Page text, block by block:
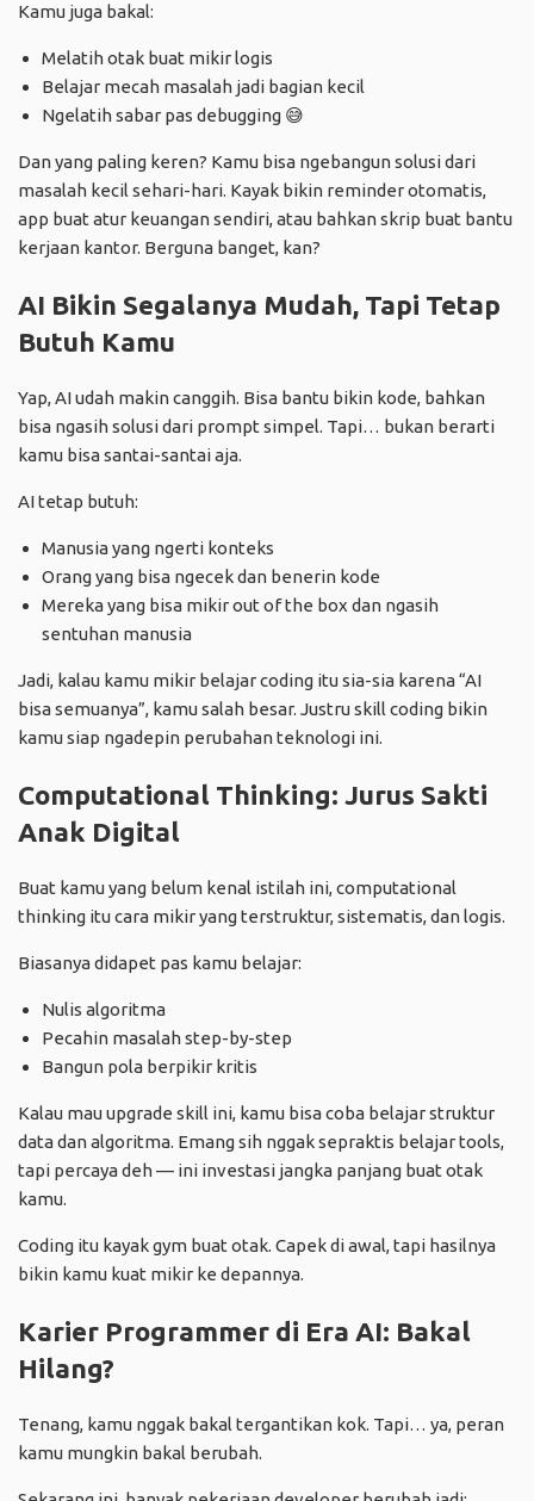
Kamu juga bakal:
Melatih otak buat mikir logis
Belajar mecah masalah jadi bagian kecil
Ngelatih sabar pas debugging 😅
Dan yang paling keren? Kamu bisa ngebangun solusi dari
masalah kecil sehari-hari. Kayak bikin reminder otomatis,
app buat atur keuangan sendiri, atau bahkan skrip buat bantu
kerjaan kantor. Berguna banget, kan?
AI Bikin Segalanya Mudah, Tapi Tetap
Butuh Kamu
Yap, AI udah makin canggih. Bisa bantu bikin kode, bahkan
bisa ngasih solusi dari prompt simpel. Tapi… bukan berarti
kamu bisa santai-santai aja.
AI tetap butuh:
Manusia yang ngerti konteks
Orang yang bisa ngecek dan benerin kode
Mereka yang bisa mikir out of the box dan ngasih
sentuhan manusia
Jadi, kalau kamu mikir belajar coding itu sia-sia karena “AI
bisa semuanya”, kamu salah besar. Justru skill coding bikin
kamu siap ngadepin perubahan teknologi ini.
Computational Thinking: Jurus Sakti
Anak Digital
Buat kamu yang belum kenal istilah ini, computational
thinking itu cara mikir yang terstruktur, sistematis, dan logis.
Biasanya didapet pas kamu belajar:
Nulis algoritma
Pecahin masalah step-by-step
Bangun pola berpikir kritis
Kalau mau upgrade skill ini, kamu bisa coba belajar struktur
data dan algoritma. Emang sih nggak sepraktis belajar tools,
tapi percaya deh — ini investasi jangka panjang buat otak
kamu.
Coding itu kayak gym buat otak. Capek di awal, tapi hasilnya
bikin kamu kuat mikir ke depannya.
Karier Programmer di Era AI: Bakal
Hilang?
Tenang, kamu nggak bakal tergantikan kok. Tapi… ya, peran
kamu mungkin bakal berubah.